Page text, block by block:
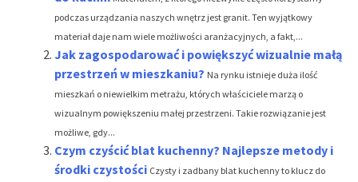
podczas urządzania naszych wnętrz jest granit. Ten wyjątkowy
materiał daje nam wiele możliwości aranżacyjnych, a fakt,...
Jak zagospodarować i powiększyć wizualnie małą
przestrzeń w mieszkaniu? Na rynku istnieje duża ilość
mieszkań o niewielkim metrażu, których właściciele marzą o
wizualnym powiększeniu małej przestrzeni. Takie rozwiązanie jest
możliwe, gdy...
Czym czyścić blat kuchenny? Najlepsze metody i
środki czystości Czysty i zadbany blat kuchenny to klucz do